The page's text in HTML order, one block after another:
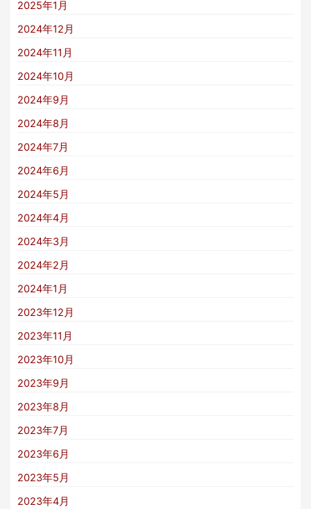
2025年1月
2024年12月
2024年11月
2024年10月
2024年9月
2024年8月
2024年7月
2024年6月
2024年5月
2024年4月
2024年3月
2024年2月
2024年1月
2023年12月
2023年11月
2023年10月
2023年9月
2023年8月
2023年7月
2023年6月
2023年5月
2023年4月